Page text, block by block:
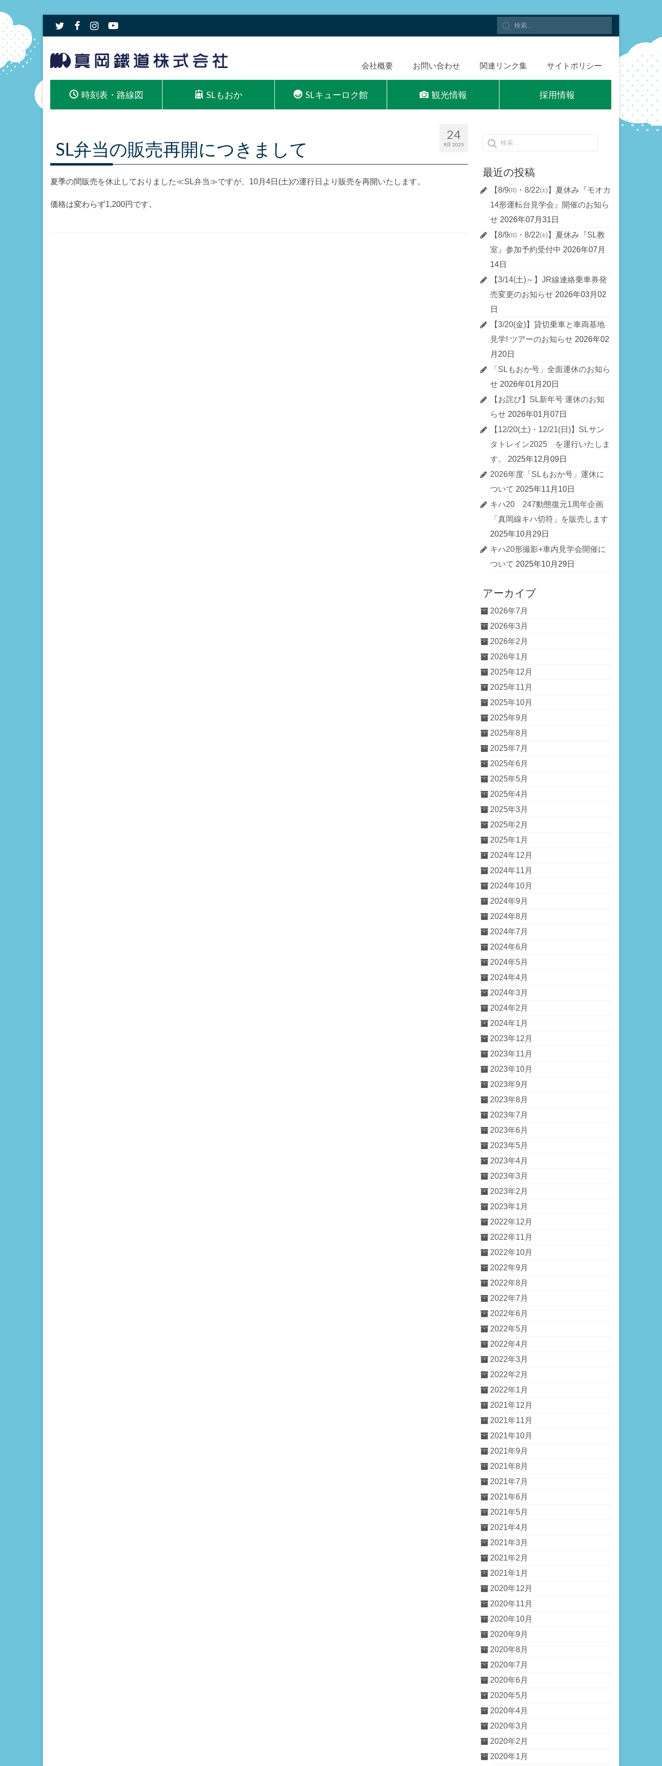
会社概要 お問い合わせ 関連リンク集 サイトポリシー
時刻表・路線図 SLもおか SLキューロク館 観光情報 採用情報
24
9月 2025
SL弁当の販売再開につきまして
夏季の間販売を休止しておりました≪SL弁当≫ですが、10月4日(土)の運行日より販売を再開いたします。
価格は変わらず1,200円です。
最近の投稿
【8/9㈰・8/22㈯】夏休み『モオカ
14形運転台見学会』開催のお知ら
せ 2026年07月31日
【8/9㈰・8/22㈯】夏休み『SL教
室』参加予約受付中 2026年07月
14日
【3/14(土)～】JR線連絡乗車券発
売変更のお知らせ 2026年03月02
日
【3/20(金)】貸切乗車と車両基地
見学! ツアーのお知らせ 2026年02
月20日
「SLもおか号」全面運休のお知ら
せ 2026年01月20日
【お詫び】SL新年号 運休のお知
らせ 2026年01月07日
【12/20(土)・12/21(日)】SLサン
タトレイン2025 を運行いたしま
す。
2025年12月09日
2026年度「SLもおか号」運休に
ついて 2025年11月10日
キハ20 247動態復元1周年企画
「真岡線キハ切符」を販売します
2025年10月29日
キハ20形撮影+車内見学会開催に
ついて 2025年10月29日
アーカイブ
2026年7月
2026年3月
2026年2月
2026年1月
2025年12月
2025年11月
2025年10月
2025年9月
2025年8月
2025年7月
2025年6月
2025年5月
2025年4月
2025年3月
2025年2月
2025年1月
2024年12月
2024年11月
2024年10月
2024年9月
2024年8月
2024年7月
2024年6月
2024年5月
2024年4月
2024年3月
2024年2月
2024年1月
2023年12月
2023年11月
2023年10月
2023年9月
2023年8月
2023年7月
2023年6月
2023年5月
2023年4月
2023年3月
2023年2月
2023年1月
2022年12月
2022年11月
2022年10月
2022年9月
2022年8月
2022年7月
2022年6月
2022年5月
2022年4月
2022年3月
2022年2月
2022年1月
2021年12月
2021年11月
2021年10月
2021年9月
2021年8月
2021年7月
2021年6月
2021年5月
2021年4月
2021年3月
2021年2月
2021年1月
2020年12月
2020年11月
2020年10月
2020年9月
2020年8月
2020年7月
2020年6月
2020年5月
2020年4月
2020年3月
2020年2月
2020年1月